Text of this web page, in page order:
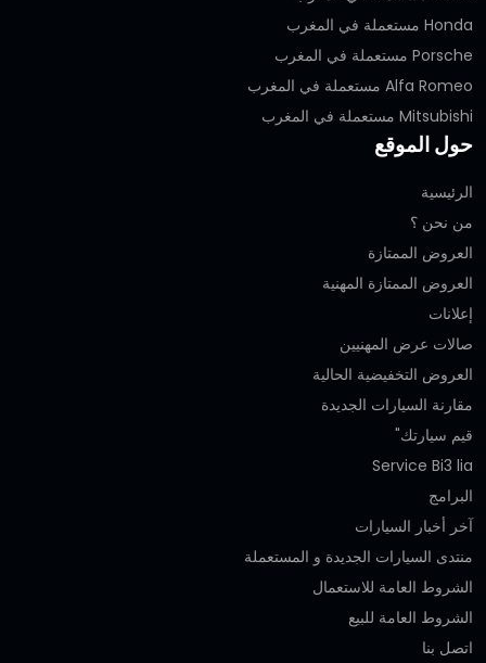
Honda مستعملة في المغرب
Porsche مستعملة في المغرب
Alfa Romeo مستعملة في المغرب
Mitsubishi مستعملة في المغرب
حول الموقع
الرئيسية
من نحن ؟
العروض الممتازة
العروض الممتازة المهنية‎
إعلانات
صالات عرض المهنيين
العروض التخفيضية الحالية
مقارنة السيارات الجديدة
قيم سيارتك"
Service Bi3 lia
البرامج
آخر أخبار السيارات
منتدى السيارات الجديدة و المستعملة
الشروط العامة للاستعمال
الشروط العامة للبيع
اتصل بنا